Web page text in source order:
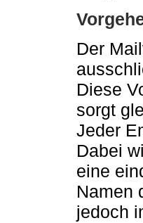
Der
Diese
sorgt
Jeder
Dabei
eine
Namen
jedoch